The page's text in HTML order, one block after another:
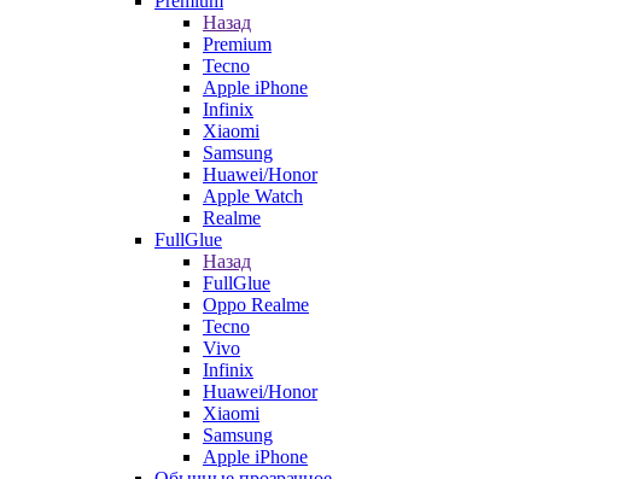
Назад
Premium
Tecno
Apple iPhone
Infinix
Xiaomi
Samsung
Huawei/Honor
Apple Watch
Realme
FullGlue
Назад
FullGlue
Oppo Realme
Tecno
Vivo
Infinix
Huawei/Honor
Xiaomi
Samsung
Apple iPhone